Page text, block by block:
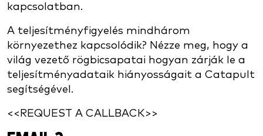
kapcsolatban.
A teljesítményfigyelés mindhárom
környezethez kapcsolódik? Nézze meg, hogy a
világ vezető rögbicsapatai hogyan zárják le a
teljesítményadataik hiányosságait a Catapult
segítségével.
<<REQUEST A CALLBACK>>